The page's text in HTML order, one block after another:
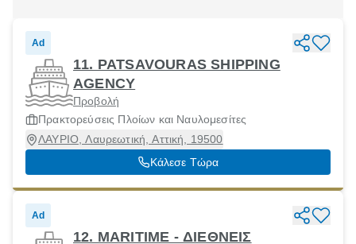
Ad
11. PATSAVOURAS SHIPPING
AGENCY
Προβολή
Πρακτορεύσεις Πλοίων και Ναυλομεσίτες
ΛΑΥΡΙΟ, Λαυρεωτική, Αττική, 19500
Κάλεσε Τώρα
Ad
12. MARITIME - ΔΙΕΘΝΕΙΣ